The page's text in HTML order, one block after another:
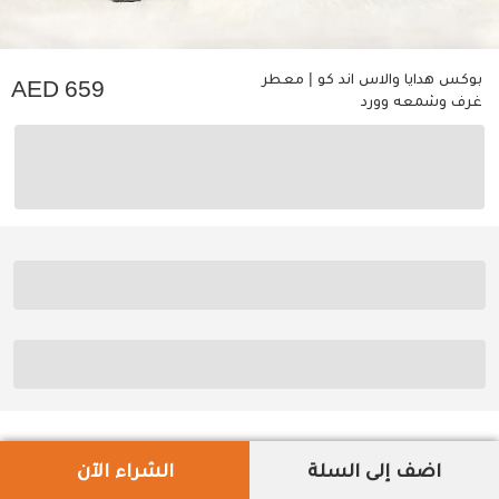
بوكس هدايا والاس اند كو | معطر
غرف وشمعه وورد
659
اضف إلى السلة الشراء الآن